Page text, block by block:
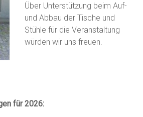
Über Unterstützung beim Auf-
und Abbau der Tische und
Stühle für die Veranstaltung
würden wir uns freuen.
für 2026: